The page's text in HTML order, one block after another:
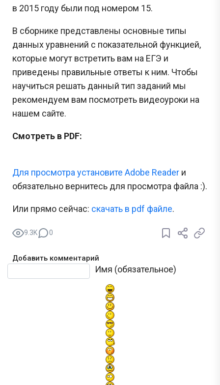
в 2015 году были под номером 15.
В сборнике представлены основные типы
данных уравнений с показательной функцией,
которые могут встретить вам на ЕГЭ и
приведены правильные ответы к ним. Чтобы
научиться решать данный тип заданий мы
рекомендуем вам посмотреть видеоуроки на
нашем сайте.
Смотреть в PDF:
Для просмотра установите Adobe Reader и
обязательно вернитесь для просмотра файла :).
Или прямо сейчас: cкачать в pdf файле.
9.3K 0
Добавить комментарий
Имя (обязательное)